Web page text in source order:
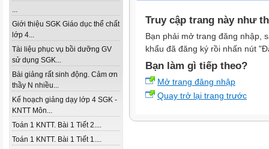
...
Giới thiệu SGK Giáo dục thể chất
lớp 4...
Tài liệu phục vụ bồi dưỡng GV
sử dụng SGK...
Bài giảng rất sinh động. Cảm ơn
thầy N nhiều...
Kế hoạch giảng dạy lớp 4 SGK -
KNTT Môn...
Toán 1 KNTT. Bài 1 Tiết 2....
Toán 1 KNTT. Bài 1 Tiết 1....
Truy cập trang này như
Bạn phải mở trang đăng nhập,
khẩu đã đăng ký rồi nhấn nút
Bạn làm gì tiếp theo?
Mở trang đăng nhập
Quay trở lại trang trước